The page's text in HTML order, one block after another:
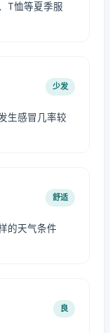
T恤等夏季服
少发
生感冒几率较
舒适
的天气条件
良